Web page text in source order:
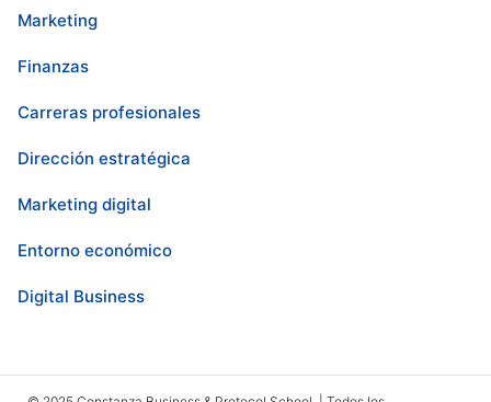
Marketing
Finanzas
Carreras profesionales
Dirección estratégica
Marketing digital
Entorno económico
Digital Business